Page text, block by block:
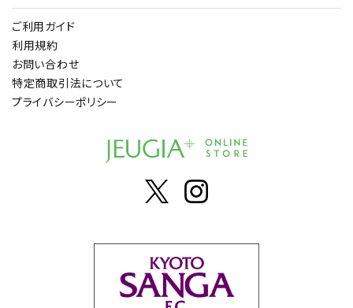
ご利用ガイド
利用規約
お問い合わせ
特定商取引法について
プライバシーポリシー